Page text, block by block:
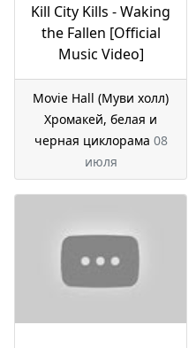
Kill City Kills - Waking
the Fallen [Official
Music Video]
Movie Hall (Муви холл)
Хромакей, белая и
черная циклорама 08
июля